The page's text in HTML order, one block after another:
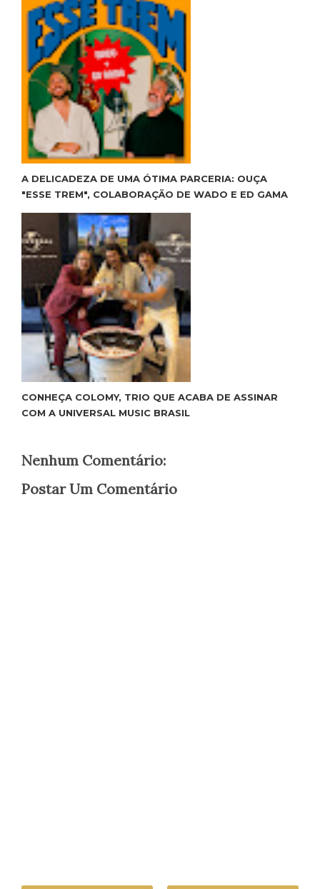
A DELICADEZA DE UMA ÓTIMA PARCERIA: OUÇA
"ESSE TREM", COLABORAÇÃO DE WADO E ED GAMA
CONHEÇA COLOMY, TRIO QUE ACABA DE ASSINAR
COM A UNIVERSAL MUSIC BRASIL
Nenhum Comentário:
Postar Um Comentário